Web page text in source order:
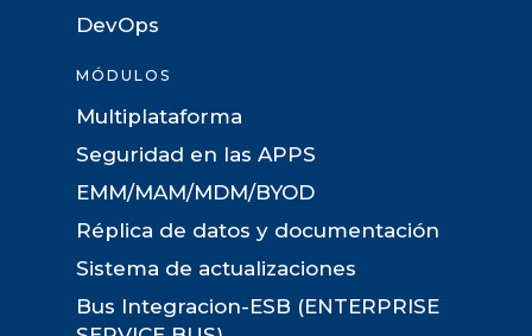
DevOps
MÓDULOS
Multiplataforma
Seguridad en las APPS
EMM/MAM/MDM/BYOD
Réplica de datos y documentación
Sistema de actualizaciones
Bus Integracion-ESB (ENTERPRISE